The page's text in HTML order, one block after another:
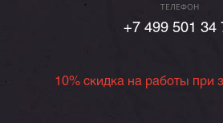
ТЕЛЕФОН
+7 499 501 34
10% скидка на работы при